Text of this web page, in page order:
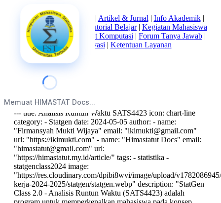
Memuat HIMASTAT Docs...
Beranda|Tentang Kami | Artikel & Jurnal | Info Akademik|
Mata Kuliah Statistika
Tutorial Belajar| Kegiatan Mahasiswa
Struktur Himpunan Alat Komputasi | Forum Tanya Jawab |
Kebijakan Privasi | Ketentuan Layanan
index
--- title: Analisis Runtun Waktu SATS4423 icon: chart-line
category: - Statgen date: 2024-05-05 author: - name:
"Firmansyah Mukti Wijaya" email: "ikimukti@gmail.com"
url: "https://ikimukti.com" - name: "Himastatut Docs" email:
"himastatut@gmail.com" url:
"https://himastatut.my.id/article/" tags: - statistika -
statgenclass2024 image:
"https://res.cloudinary.com/dpibi8wvi/image/upload/
kerja-2024-2025/statgen/statgen.webp" description: "StatGen
Class 2.0 - Analisis Runtun Waktu (SATS4423) adalah